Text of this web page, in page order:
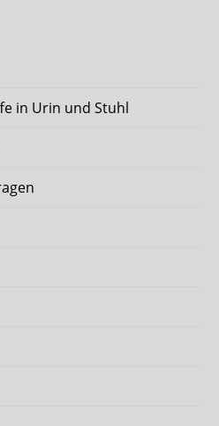
in Urin und Stuhl